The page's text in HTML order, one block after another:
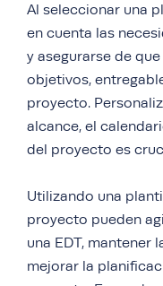
Al seleccionar una
en cuenta las
y asegurarse de
objetivos,
proyecto.
alcance, el
del proyecto es
Utilizando una
proyecto pueden
una EDT, mantener
mejorar la